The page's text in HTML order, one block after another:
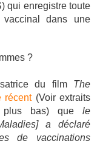
qui enregistre toute
vaccinal dans une
?
du film The
récent(Voir extraits
plus bas) que le
a déclaré
de vaccinations